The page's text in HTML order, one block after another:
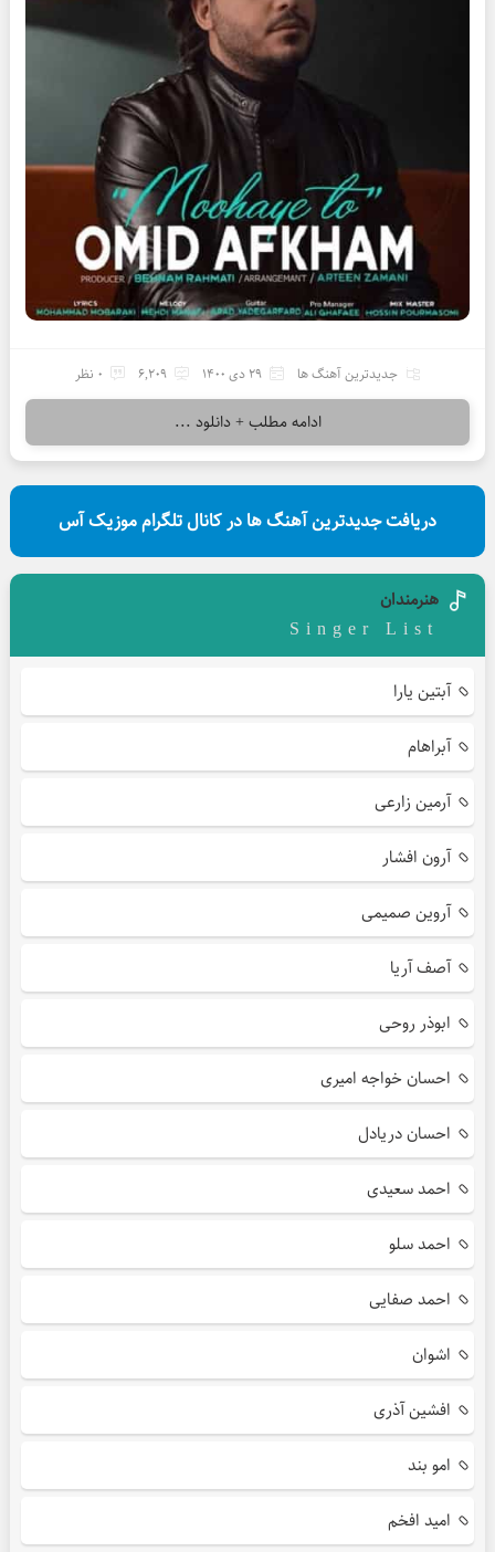
جدیدترین آهنگ ها 29 دی 1400 6,209 0 نظر
ادامه مطلب + دانلود ...
دریافت جدیدترین آهنگ ها در کانال تلگرام موزیک آس
هنرمندان
Singer List
آبتین یارا
آبراهام
آرمین زارعی
آرون افشار
آروین صمیمی
آصف آریا
ابوذر روحی
احسان خواجه امیری
احسان دریادل
احمد سعیدی
احمد سلو
احمد صفایی
اشوان
افشین آذری
امو بند
امید افخم